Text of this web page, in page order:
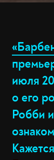
июля
о его
Робби